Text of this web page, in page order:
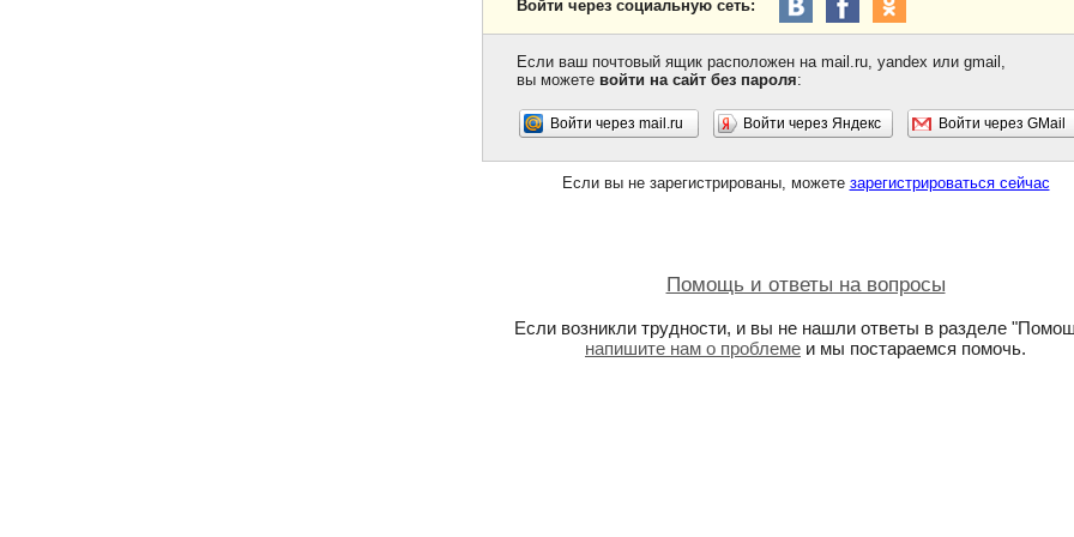
Войти через социальную сеть:
Если ваш почтовый ящик расположен на mail.ru, yandex или gmail,
вы можете войти на сайт без пароля:
Войти через mail.ru Войти через Яндекс Войти через GMail
Если вы не зарегистрированы, можете зарегистрироваться сейчас
Помощь и ответы на вопросы
Если возникли трудности, и вы не нашли ответы в разделе
напишите нам о проблеме и мы постараемся помочь.